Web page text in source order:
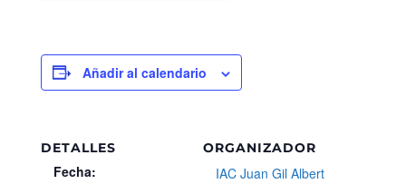
Añadir al calendario
DETALLES
Fecha:
ORGANIZADOR
IAC Juan Gil Albert